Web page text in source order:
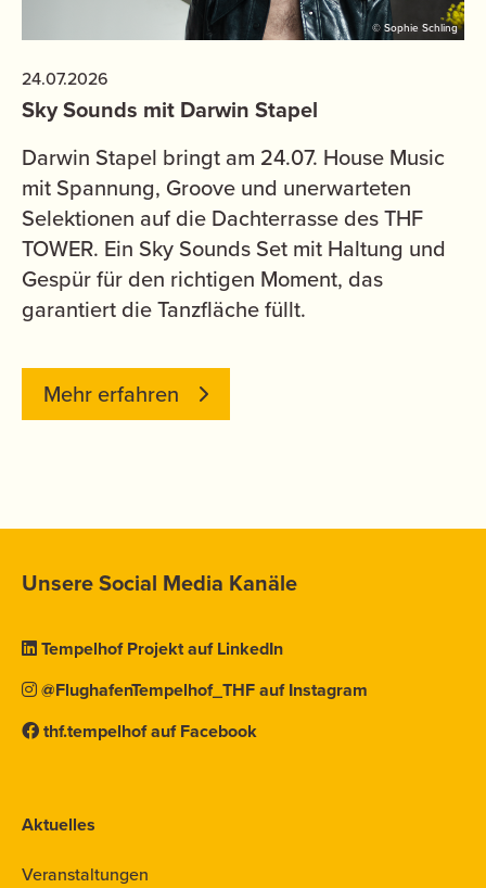
24.07.2026
Sky Sounds mit Darwin Stapel
Darwin Stapel bringt am 24.07. House Music
mit Spannung, Groove und unerwarteten
Selektionen auf die Dachterrasse des THF
TOWER. Ein Sky Sounds Set mit Haltung und
Gespür für den richtigen Moment, das
garantiert die Tanzfläche füllt.
Mehr erfahren
© Sophie Schling
Unsere Social Media Kanäle
Tempelhof Projekt auf LinkedIn
@FlughafenTempelhof_THF auf Instagram
thf.tempelhof auf Facebook
Aktuelles
Veranstaltungen